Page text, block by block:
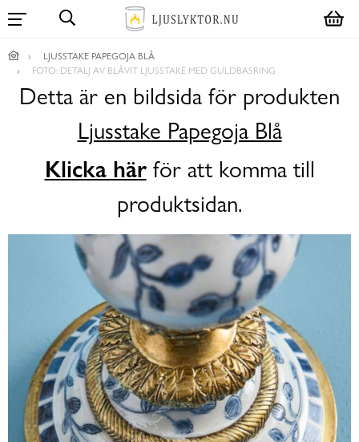
LJUSSTAKE PAPEGOJA BLÅ
FOTO: DETALJ AV BLÅVIT LJUSSTAKE MED GULDBASRING
Detta är en bildsida för produkten
Ljusstake Papegoja Blå
Klicka härför att komma till
produktsidan.